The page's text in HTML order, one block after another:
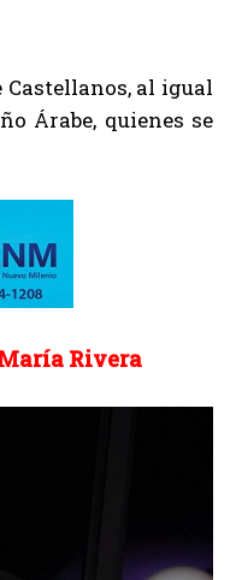
al igual
Árabe, quienes se
Rivera